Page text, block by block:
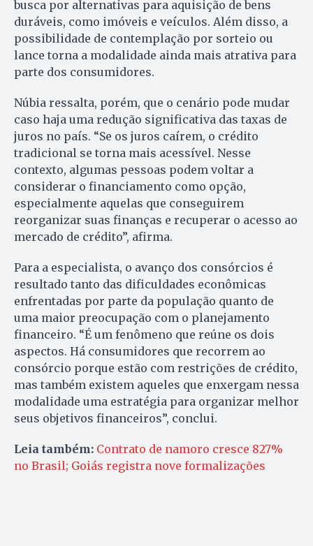
busca por alternativas para aquisição de bens
duráveis, como imóveis e veículos. Além disso, a
possibilidade de contemplação por sorteio ou
lance torna a modalidade ainda mais atrativa para
parte dos consumidores.
Núbia ressalta, porém, que o cenário pode mudar
caso haja uma redução significativa das taxas de
juros no país. “Se os juros caírem, o crédito
tradicional se torna mais acessível. Nesse
contexto, algumas pessoas podem voltar a
considerar o financiamento como opção,
especialmente aquelas que conseguirem
reorganizar suas finanças e recuperar o acesso ao
mercado de crédito”, afirma.
Para a especialista, o avanço dos consórcios é
resultado tanto das dificuldades econômicas
enfrentadas por parte da população quanto de
uma maior preocupação com o planejamento
financeiro. “É um fenômeno que reúne os dois
aspectos. Há consumidores que recorrem ao
consórcio porque estão com restrições de crédito,
mas também existem aqueles que enxergam nessa
modalidade uma estratégia para organizar melhor
seus objetivos financeiros”, conclui.
Leia também: Contrato de namoro cresce 827%
no Brasil; Goiás registra nove formalizações